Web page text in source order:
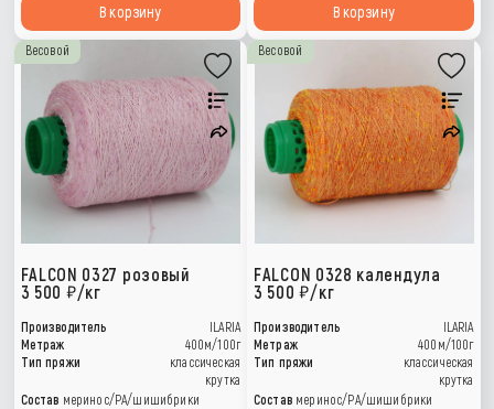
В корзину В корзину
Весовой
FALCON 0327 розовый
3 500
/кг
Производитель
ILARIA
Метраж
400м/100г
Тип пряжи
классическая
крутка
Состав меринос/РА/шишибрики
Весовой
FALCON 0328 календула
3 500 /кг
Производитель
ILARIA
Метраж
400м/100г
Тип пряжи
классическая
крутка
Состав меринос/РА/шишибрики